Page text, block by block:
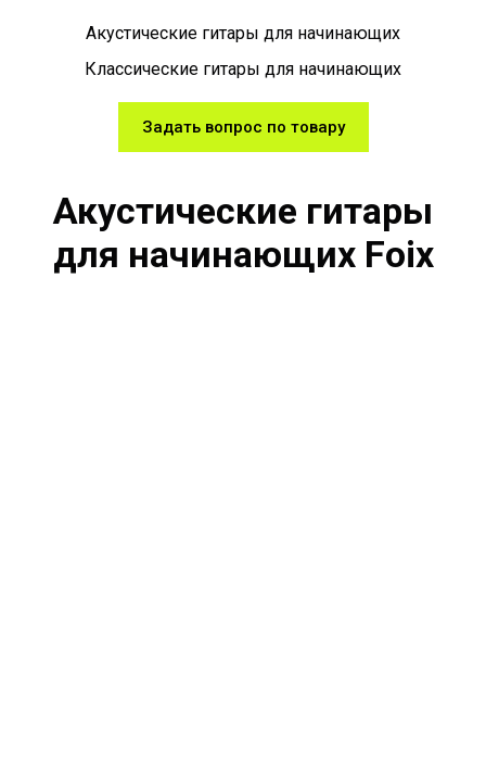
Акустические гитары для начинающих
Классические гитары для начинающих
Задать вопрос по товару
Акустические гитары
для начинающих Foix